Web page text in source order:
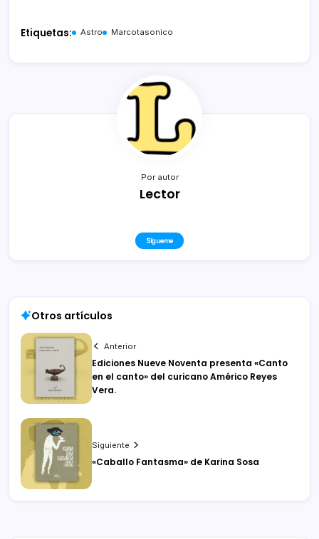
Etiquetas: Astro Marcotasonico
Por autor
Lector
Sígueme
Otros artículos
Anterior
Ediciones Nueve Noventa presenta «Canto
en el canto» del curicano Américo Reyes
Vera.
Siguiente
«Caballo Fantasma» de Karina Sosa